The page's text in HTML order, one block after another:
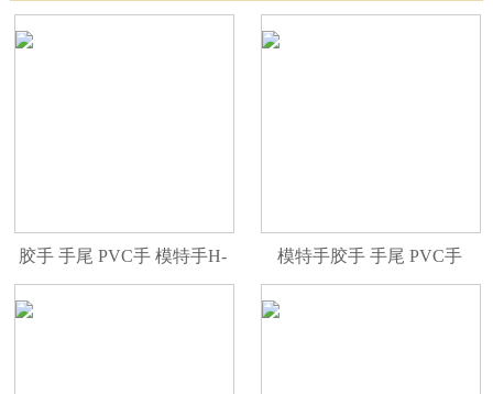
胶手 手尾 PVC手 模特手H-
149L-R
模特手胶手 手尾 PVC手
WF9R